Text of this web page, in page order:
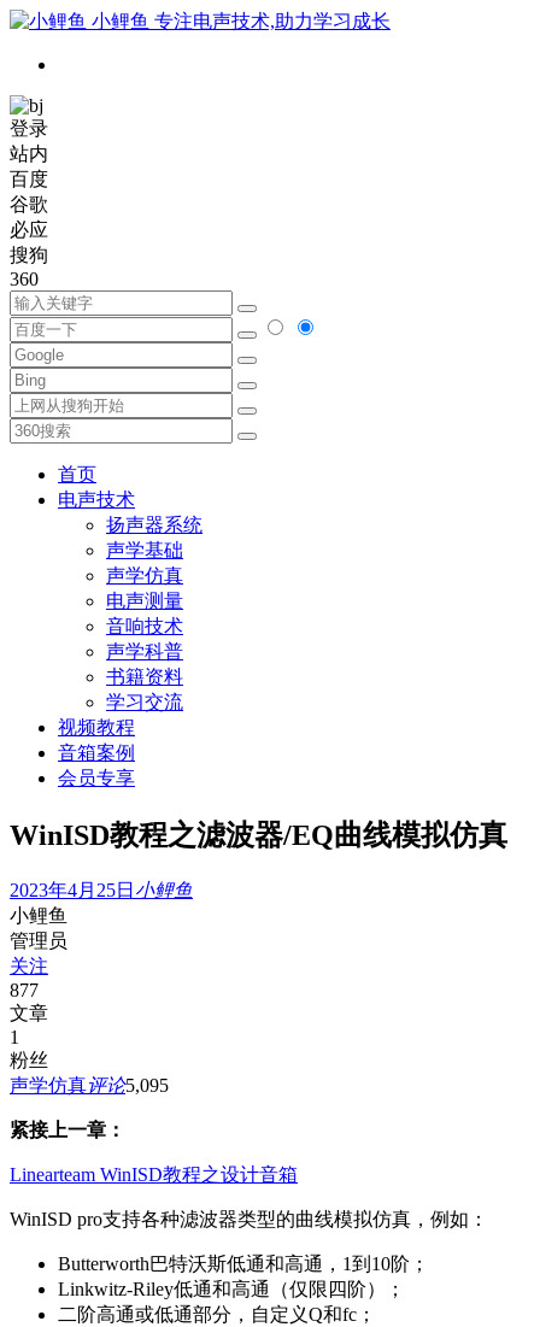
小鲤鱼 专注电声技术,助力学习成长
登录
站内
百度
谷歌
必应
搜狗
360
首页
电声技术
扬声器系统
声学基础
声学仿真
电声测量
音响技术
声学科普
书籍资料
学习交流
视频教程
音箱案例
会员专享
WinISD教程之滤波器/EQ曲线模拟仿真
2023年4月25日 小鲤鱼
小鲤鱼
管理员
关注
877
文章
1
粉丝
声学仿真评论5,095
紧接上一章：
Linearteam WinISD教程之设计音箱
WinISD pro支持各种滤波器类型的曲线模拟仿真，例如：
Butterworth巴特沃斯低通和高通，1到10阶；
Linkwitz-Riley低通和高通（仅限四阶）；
二阶高通或低通部分，自定义Q和fc；